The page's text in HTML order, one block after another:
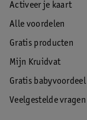
Activeer je kaart
Alle voordelen
Gratis producten
Mijn Kruidvat
Gratis babyvoordeel
Veelgestelde vragen